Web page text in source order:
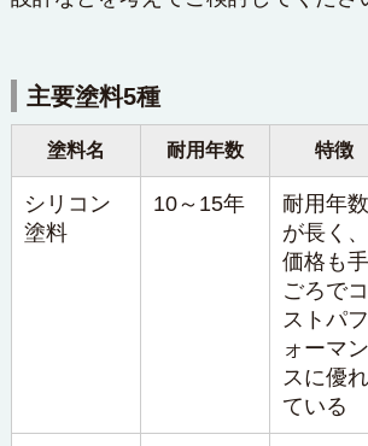
主要塗料5種
塗料名 耐用年数 特徴
シリコン
塗料
10～15年
耐用年数
が長く、
価格も手
ごろでコ
ストパフ
ォーマン
スに優れ
ている